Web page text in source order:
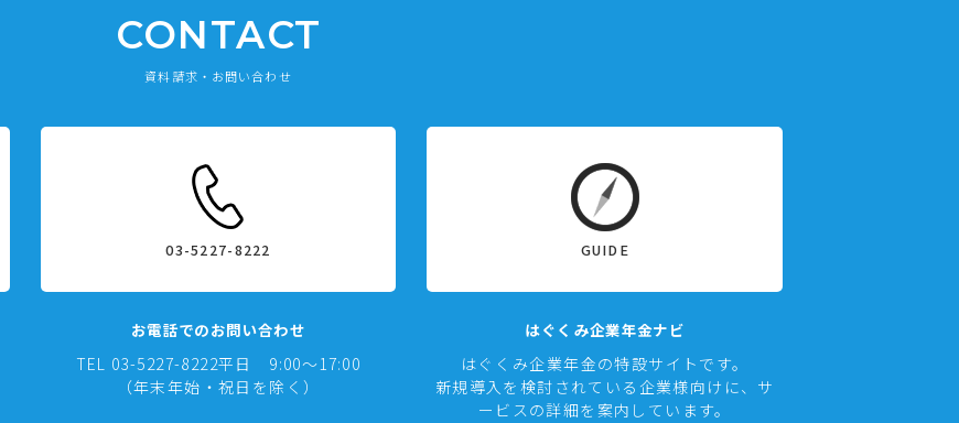
CONTACT
資料請求・お問い合わせ
03-5227-8222
お電話でのお問い合わせ
TEL 03-5227-8222平日 9:00～17:00
（年末年始・祝日を除く）
GUIDE
はぐくみ企業年金ナビ
はぐくみ企業年金の特設サイトです。
新規導入を検討されている企業様向けに、サ
ービスの詳細を案内しています。